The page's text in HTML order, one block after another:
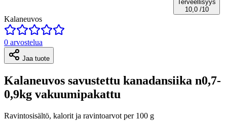
Terveellisyys
10,0 /10
Kalaneuvos
0 arvostelua
Jaa tuote
Kalaneuvos savustettu kanadansiika n0,7-
0,9kg vakuumipakattu
Ravintosisältö, kalorit ja ravintoarvot per 100 g